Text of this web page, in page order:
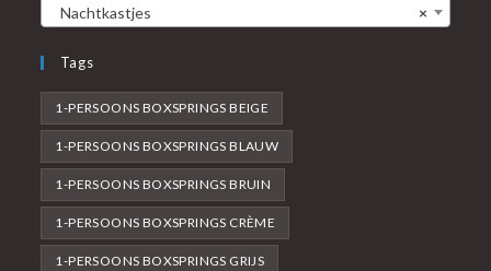
×
Nachtkastjes
Tags
1-PERSOONS BOXSPRINGS BEIGE
1-PERSOONS BOXSPRINGS BLAUW
1-PERSOONS BOXSPRINGS BRUIN
1-PERSOONS BOXSPRINGS CRÈME
1-PERSOONS BOXSPRINGS GRIJS